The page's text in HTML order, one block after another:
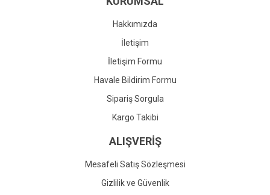
Gönder
Hakkımızda
İletişim
İletişim Formu
Havale Bildirim Formu
Sipariş Sorgula
Kargo Takibi
ALIŞVERİŞ
Mesafeli Satış Sözleşmesi
Gizlilik ve Güvenlik